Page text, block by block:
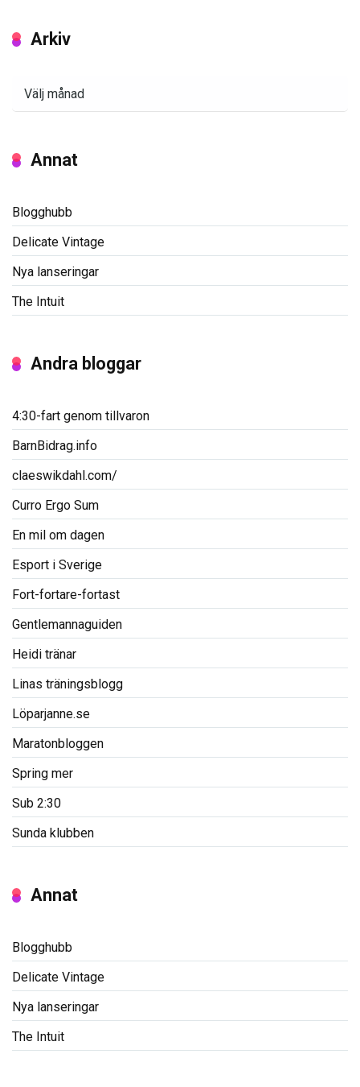
Arkiv
Annat
Blogghubb
Delicate Vintage
Nya lanseringar
The Intuit
Andra bloggar
4:30-fart genom tillvaron
BarnBidrag.info
claeswikdahl.com/
Curro Ergo Sum
En mil om dagen
Esport i Sverige
Fort-fortare-fortast
Gentlemannaguiden
Heidi tränar
Linas träningsblogg
Löparjanne.se
Maratonbloggen
Spring mer
Sub 2:30
Sunda klubben
Annat
Blogghubb
Delicate Vintage
Nya lanseringar
The Intuit